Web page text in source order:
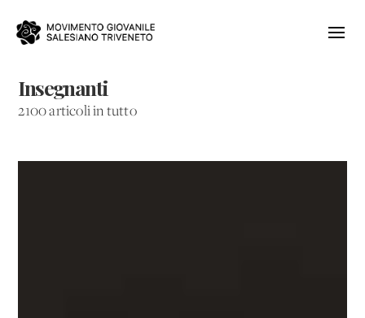
Insegnanti
2100 articoli in tutto